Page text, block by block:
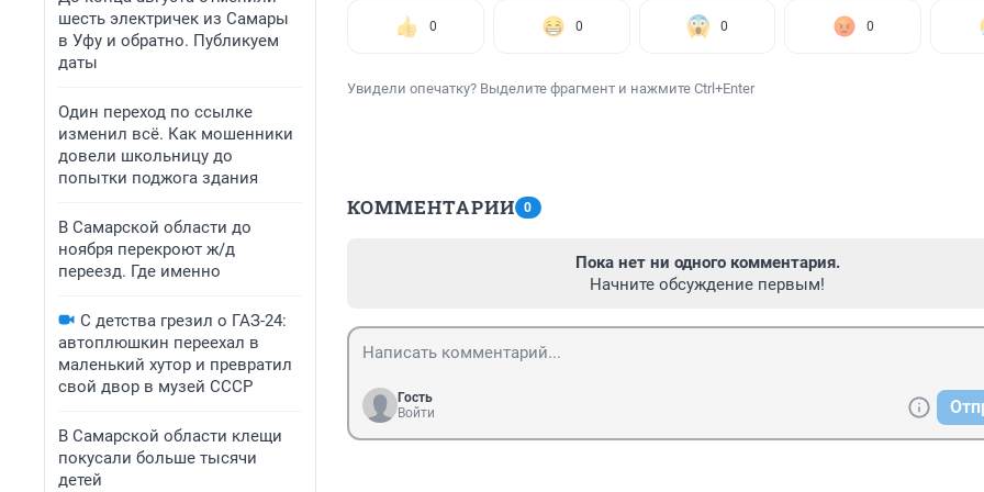
шесть электричек из Самары
в Уфу и обратно. Публикуем
даты
Один переход по ссылке
изменил всё. Как мошенники
довели школьницу до
попытки поджога здания
В Самарской области до
ноября перекроют ж/д
переезд. Где именно
С детства грезил о ГАЗ-24:
автоплюшкин переехал в
маленький хутор и превратил
свой двор в музей СССР
В Самарской области клещи
покусали больше тысячи
детей
0 0 0 0
Увидели опечатку? Выделите фрагмент и нажмите Ctrl+Enter
КОММЕНТАРИИ 0
Пока нет ни одного комментария.
Начните обсуждение первым!
Гость
Войти